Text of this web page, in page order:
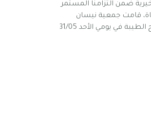
نيسان في يوم الأعمال الخيرية ضمن التزامنا المستمر
قامت جمعية نيسان
بالتعاون مع جمعية الروح الطيبة في يومي الأحد 31/05
– قسم موديعين